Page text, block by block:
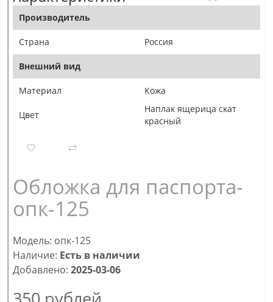
Производитель
Страна Россия
Внешний вид
Материал Кожа
Цвет
Наплак ящерица скат
красный
Обложка для паспорта-
опк-125
Модель: опк-125
Наличие: Есть в наличии
Добавлено: 2025-03-06